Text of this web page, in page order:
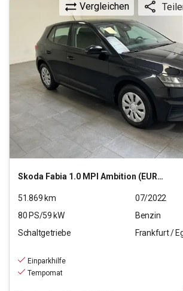
Skoda Fabia 1.0 MPI Ambition (EURO 6d)
Vergleichen
51.869 km
07/2022
80 PS/59 kW
Benzin
Schaltgetriebe
Frankfurt /
Einparkhilfe
Tempomat